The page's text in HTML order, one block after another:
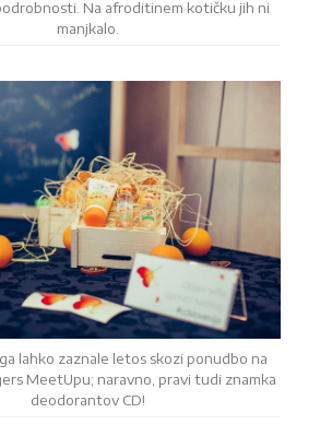
Na afroditinem kotičku jih ni
manjkalo.
lahko zaznale letos skozi ponudbo na
MeetUpu; naravno, pravi tudi znamka
deodorantov CD!